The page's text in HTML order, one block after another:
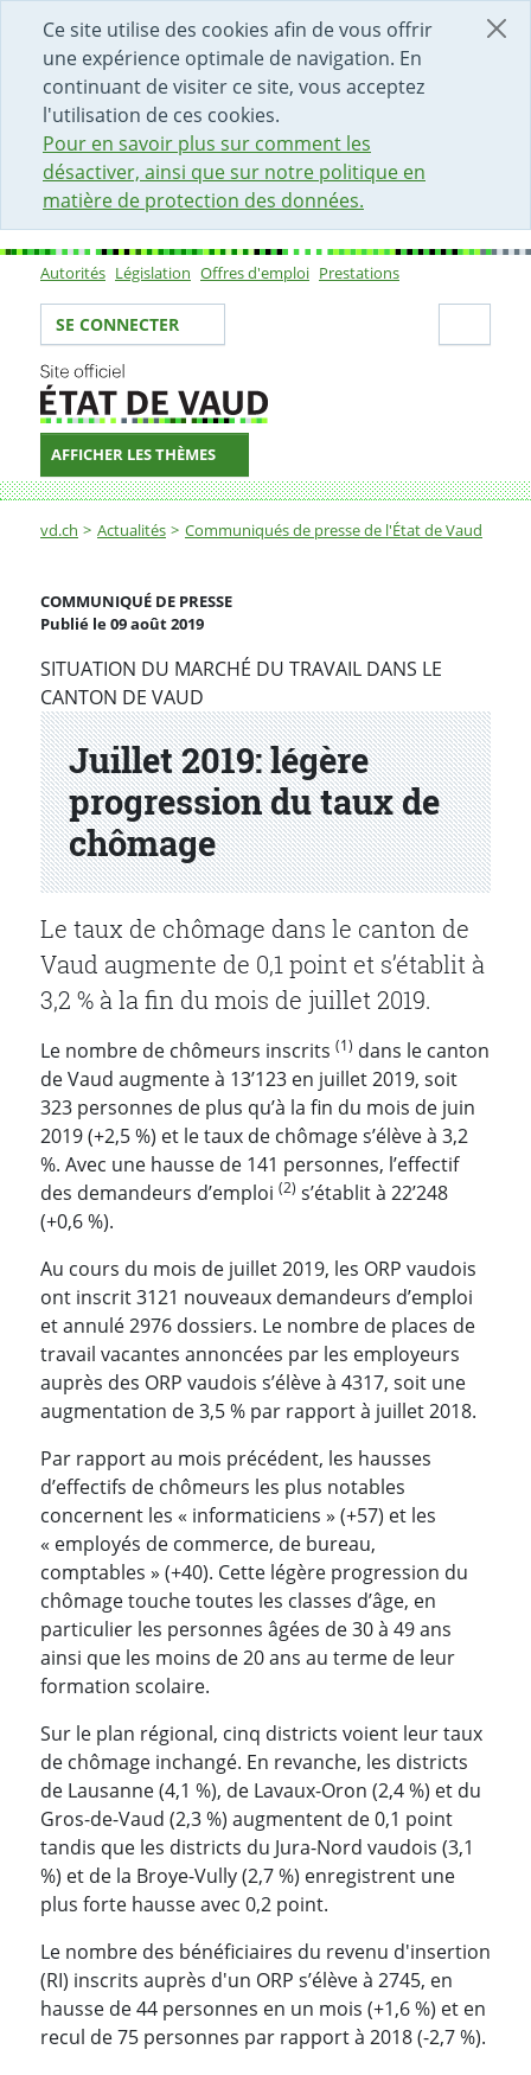
Ce site utilise des cookies afin de vous offrir
une expérience optimale de navigation. En
continuant de visiter ce site, vous acceptez
l'utilisation de ces cookies.
Pour en savoir plus sur comment les
désactiver, ainsi que sur notre politique en
matière de protection des données.
DÉBUT DU CONTENU DE LA PAGE
ACCÈS AU CHAMP DE RECHERCHE
PAGE D'ACCUEIL
FORMULAIRE DE CONTACT
Sous-navigation
Autorités Législation Offres d'emploi Prestations
Votre identité
SE CONNECTER
AFFICHER LES THÈMES
Fil d'Ariane
vd.ch Actualités Communiqués de presse de l'État de Vaud
Juillet 2019: légère progression du taux de chômage
Juillet 2019: légère
progression du taux de
chômage
COMMUNIQUÉ DE PRESSE
Publié le 09 août 2019
Partenaire(s)
SITUATION DU MARCHÉ DU TRAVAIL DANS LE
CANTON DE VAUD
Le taux de chômage dans le canton de
Vaud augmente de 0,1 point et s’établit à
3,2 % à la fin du mois de juillet 2019.
Le nombre de chômeurs inscrits (1) dans le canton
de Vaud augmente à 13’123 en juillet 2019, soit
323 personnes de plus qu’à la fin du mois de juin
2019 (+2,5 %) et le taux de chômage s’élève à 3,2
%. Avec une hausse de 141 personnes, l’effectif
des demandeurs d’emploi (2) s’établit à 22’248
(+0,6 %).
Au cours du mois de juillet 2019, les ORP vaudois
ont inscrit 3121 nouveaux demandeurs d’emploi
et annulé 2976 dossiers. Le nombre de places de
travail vacantes annoncées par les employeurs
auprès des ORP vaudois s’élève à 4317, soit une
augmentation de 3,5 % par rapport à juillet 2018.
Par rapport au mois précédent, les hausses
d’effectifs de chômeurs les plus notables
concernent les « informaticiens » (+57) et les
« employés de commerce, de bureau,
comptables » (+40). Cette légère progression du
chômage touche toutes les classes d’âge, en
particulier les personnes âgées de 30 à 49 ans
ainsi que les moins de 20 ans au terme de leur
formation scolaire.
Sur le plan régional, cinq districts voient leur taux
de chômage inchangé. En revanche, les districts
de Lausanne (4,1 %), de Lavaux-Oron (2,4 %) et du
Gros-de-Vaud (2,3 %) augmentent de 0,1 point
tandis que les districts du Jura-Nord vaudois (3,1
%) et de la Broye-Vully (2,7 %) enregistrent une
plus forte hausse avec 0,2 point.
Le nombre des bénéficiaires du revenu d'insertion
(RI) inscrits auprès d'un ORP s’élève à 2745, en
hausse de 44 personnes en un mois (+1,6 %) et en
recul de 75 personnes par rapport à 2018 (-2,7 %).